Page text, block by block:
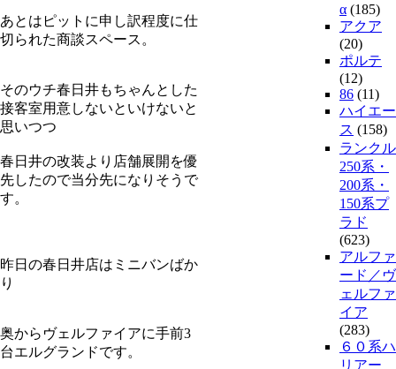
あとはピットに申し訳程度に仕
切られた商談スペース。
そのウチ春日井もちゃんとした
接客室用意しないといけないと
思いつつ
春日井の改装より店舗展開を優
先したので当分先になりそうで
す。
昨日の春日井店はミニバンばか
り
奥からヴェルファイアに手前3
台エルグランドです。
α (185)
アクア
(20)
ポルテ
(12)
86 (11)
ハイエー
ス (158)
ランクル
250系・
200系・
150系プ
ラド
(623)
アルファ
ード／ヴ
ェルファ
イア
(283)
６０系ハ
リアー